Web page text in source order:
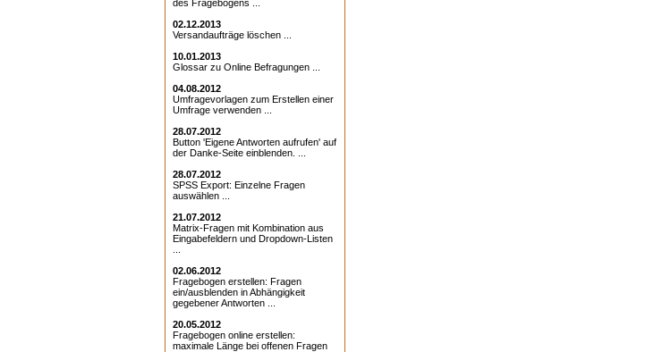
des Fragebogens ...
02.12.2013
Versandaufträge löschen ...
10.01.2013
Glossar zu Online Befragungen ...
04.08.2012
Umfragevorlagen zum Erstellen einer
Umfrage verwenden ...
28.07.2012
Button 'Eigene Antworten aufrufen' auf
der Danke-Seite einblenden. ...
28.07.2012
SPSS Export: Einzelne Fragen
auswählen ...
21.07.2012
Matrix-Fragen mit Kombination aus
Eingabefeldern und Dropdown-Listen
02.06.2012
Fragebogen erstellen: Fragen
ein/ausblenden in Abhängigkeit
gegebener Antworten ...
20.05.2012
Fragebogen online erstellen:
maximale Länge bei offenen Fragen